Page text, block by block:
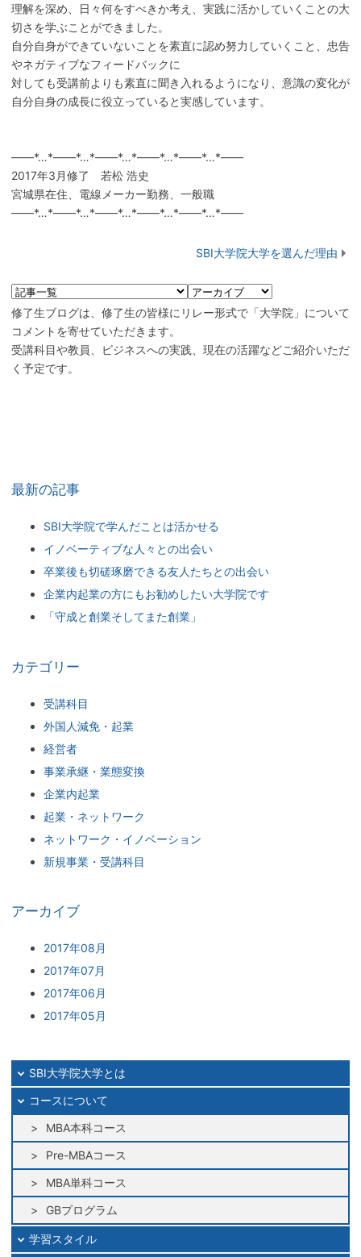
理解を深め、日々何をすべきか考え、実践に活かしていくことの大
切さを学ぶことができました。
自分自身ができていないことを素直に認め努力していくこと、忠告
やネガティブなフィードバックに
対しても受講前よりも素直に聞き入れるようになり、意識の変化が
自分自身の成長に役立っていると実感しています。
——*…*——*…*——*…*——*…*——*…*——
2017年3月修了 若松 浩史
宮城県在住、電線メーカー勤務、一般職
——*…*——*…*——*…*——*…*——*…*——
SBI大学院大学を選んだ理由
修了生ブログは、修了生の皆様にリレー形式で「大学院」について
コメントを寄せていただきます。
受講科目や教員、ビジネスへの実践、現在の活躍などご紹介いただ
く予定です。
最新の記事
SBI大学院で学んだことは活かせる
イノベーティブな人々との出会い
卒業後も切磋琢磨できる友人たちとの出会い
企業内起業の方にもお勧めしたい大学院です
「守成と創業そしてまた創業」
カテゴリー
受講科目
外国人減免・起業
経営者
事業承継・業態変換
企業内起業
起業・ネットワーク
ネットワーク・イノベーション
新規事業・受講科目
アーカイブ
2017年08月
2017年07月
2017年06月
2017年05月
SBI大学院大学とは
コースについて
MBA本科コース
Pre-MBAコース
MBA単科コース
GBプログラム
学習スタイル